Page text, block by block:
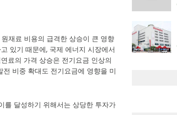
재료 비용의 급격한 상승이 큰 영향
있기 때문에, 국제 에너지 시장에서
료의 가격 상승은 전기요금 인상의
비중 확대도 전기요금에 영향을 미
를 달성하기 위해서는 상당한 투자가